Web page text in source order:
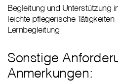
Begleitung und Unterstützung
leichte pflegerische Tätigkeiten
Lernbegleitung
Sonstige
Anmerkungen: